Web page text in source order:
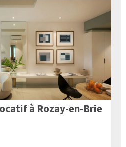
à Rozay-en-Brie